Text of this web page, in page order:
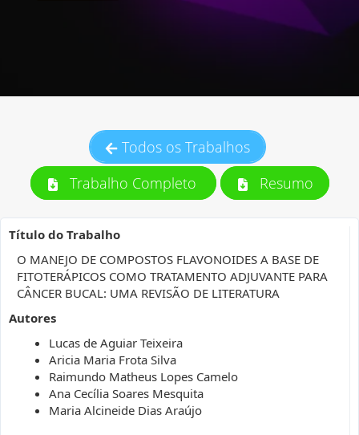
Todos os Trabalhos
Trabalho Completo
Resumo
Título do Trabalho
O MANEJO DE COMPOSTOS FLAVONOIDES A BASE DE
FITOTERÁPICOS COMO TRATAMENTO ADJUVANTE PARA
CÂNCER BUCAL: UMA REVISÃO DE LITERATURA
Autores
Lucas de Aguiar Teixeira
Aricia Maria Frota Silva
Raimundo Matheus Lopes Camelo
Ana Cecília Soares Mesquita
Maria Alcineide Dias Araújo